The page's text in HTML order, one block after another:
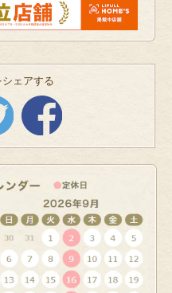
ェアする